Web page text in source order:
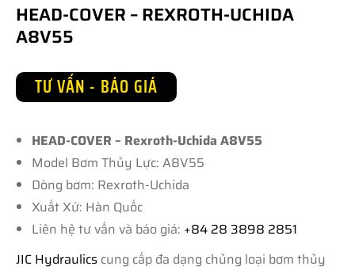
HEAD-COVER – REXROTH-UCHIDA
A8V55
TƯ VẤN - BÁO GIÁ
HEAD-COVER – Rexroth-Uchida A8V55
Model Bơm Thủy Lực: A8V55
Dòng bơm: Rexroth-Uchida
Xuất Xứ: Hàn Quốc
Liên hệ tư vấn và báo giá: +84 28 3898 2851
JIC Hydraulics cung cấp đa dạng chủng loại bơm thủy